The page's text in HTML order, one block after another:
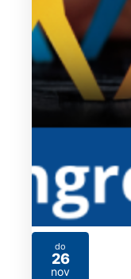
do
26
nov
2026